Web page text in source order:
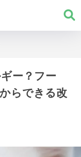
ー？フー
らできる改